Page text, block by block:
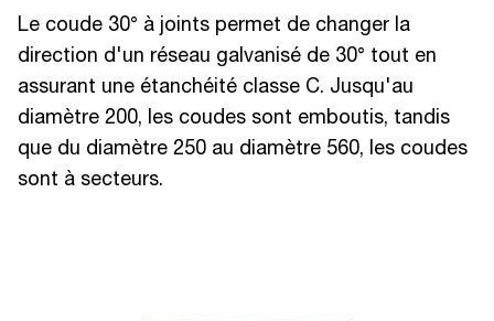
Le coude 30° à joints permet de changer la
direction d'un réseau galvanisé de 30° tout en
assurant une étanchéité classe C. Jusqu'au
diamètre 200, les coudes sont emboutis, tandis
que du diamètre 250 au diamètre 560, les coudes
sont à secteurs.